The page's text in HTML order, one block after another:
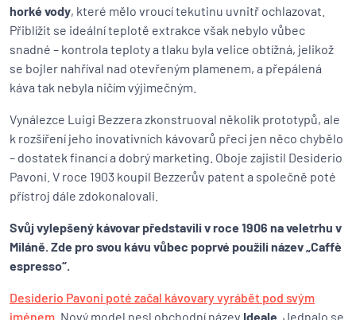
horké vody, které mělo vroucí tekutinu uvnitř ochlazovat.
Přiblížit se ideální teplotě extrakce však nebylo vůbec
snadné – kontrola teploty a tlaku byla velice obtížná, jelikož
se bojler nahříval nad otevřeným plamenem, a přepálená
káva tak nebyla ničím výjimečným.
Vynálezce Luigi Bezzera zkonstruoval několik prototypů, ale
k rozšíření jeho inovativních kávovarů přeci jen něco chybělo
– dostatek financí a dobrý marketing. Oboje zajistil Desiderio
Pavoni. V roce 1903 koupil Bezzerův patent a společně poté
přístroj dále zdokonalovali.
Svůj vylepšený kávovar představili v roce 1906 na veletrhu v
Miláně. Zde pro svou kávu vůbec poprvé použili název „Caffè
espresso“.
Desiderio Pavoni poté začal kávovary vyrábět pod svým
jménem . Nový model nesl obchodní název Ideale . Jednalo se